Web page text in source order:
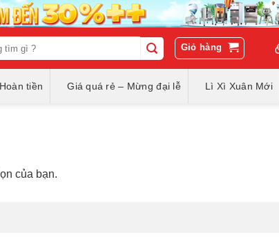
Giỏ hàng
tiền Giá quá rẻ – Mừng đại lễ Lì Xì Xuân Mới
của bạn.